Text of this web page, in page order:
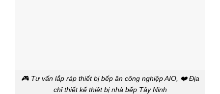
🎮 Tư vấn lắp ráp thiết bị bếp ăn công nghiệp AIO, ❤️ Địa
chỉ thiết kế thiêt bị nhà bếp Tây Ninh